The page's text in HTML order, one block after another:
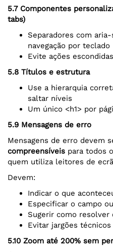
5.7 Componentes
tabs)
Separadores com
navegação por teclado
Evite ações
5.8 Títulos e estrutura
Use a hierarquia
saltar níveis
Um único <h1> por
5.9 Mensagens de erro
Mensagens de erro devem
compreensíveis para todos
quem utiliza leitores de
Devem:
Indicar o que
Especificar o campo
Sugerir como resolver
Evitar jargões
5.10 Zoom até 200% sem